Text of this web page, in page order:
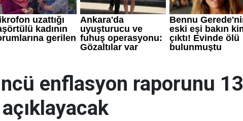
enflasyon raporunu 13